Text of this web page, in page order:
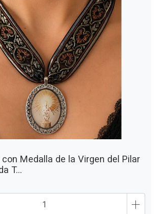
Medalla de la Virgen del Pilar
T...
+